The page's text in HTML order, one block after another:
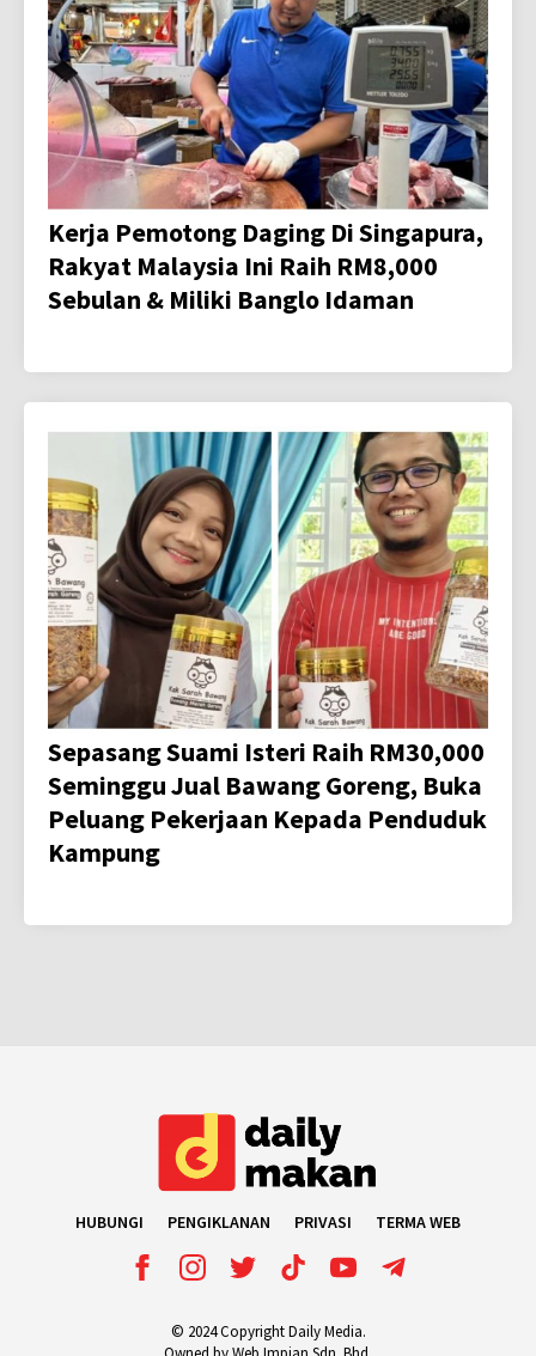
Kerja Pemotong Daging Di Singapura,
Rakyat Malaysia Ini Raih RM8,000
Sebulan & Miliki Banglo Idaman
Sepasang Suami Isteri Raih RM30,000
Seminggu Jual Bawang Goreng, Buka
Peluang Pekerjaan Kepada Penduduk
Kampung
HUBUNGI PENGIKLANAN PRIVASI TERMA WEB
© 2024 Copyright Daily Media.